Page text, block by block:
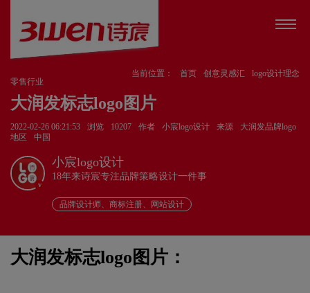
当前位置： 首页 创意灵感汇
logo设计理念
零售行业
大润发标志logo图片
2022-02-26 06:21:53 浏览 10207 作者 小宸logo设计 来源
大润发品牌logo
地区
中国
v
小宸logo设计
18年来诗宸专注品牌策略设计一件事
品牌设计师、商标注册、网站设计
大润发标志logo图片：